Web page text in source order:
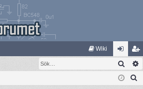
Wiki
og
ga
li
m
Sök